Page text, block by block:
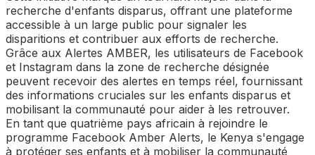
recherche d'enfants disparus, offrant une plateforme
accessible à un large public pour signaler les
disparitions et contribuer aux efforts de recherche.
Grâce aux Alertes AMBER, les utilisateurs de Facebook
et Instagram dans la zone de recherche désignée
peuvent recevoir des alertes en temps réel, fournissant
des informations cruciales sur les enfants disparus et
mobilisant la communauté pour aider à les retrouver.
En tant que quatrième pays africain à rejoindre le
programme Facebook Amber Alerts, le Kenya s'engage
à protéger ses enfants et à mobiliser la communauté